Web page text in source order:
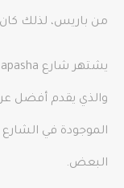
من باريس، لذلك كان
والذي يقدم أفضل
الموجودة في
البعض.